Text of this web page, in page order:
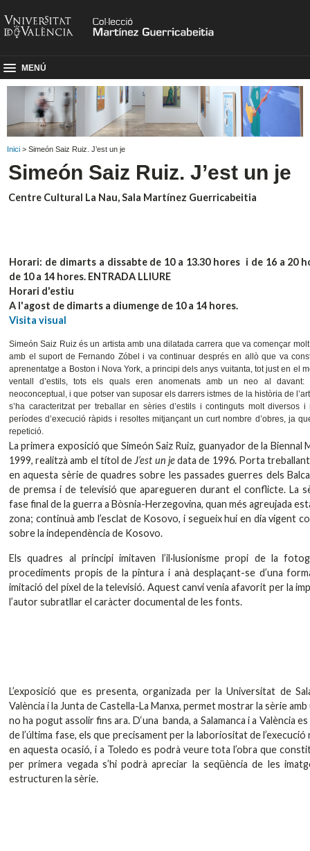
MENÚ
Inici > Simeón Saiz Ruiz. J’est un je
Simeón Saiz Ruiz. J’est un je
Centre Cultural La Nau, Sala Martínez Guerricabeitia
Horari: de dimarts a dissabte de 10 a 13.30 hores i de 16 a 20
de 10 a 14 hores. ENTRADA LLIURE
Horari d'estiu
A l'agost de dimarts a diumenge de 10 a 14 hores.
Visita visual
Simeón Saiz Ruiz és un artista amb una dilatada carrera que va començar
amb el suport de Fernando Zóbel i va continuar després en allò que va
aprenentatge a Boston i Nova York, a principi dels anys vuitanta, tot just en el
ventall d’estils, tots els quals eren anomenats amb un neo al davant:
neoconceptual, i que potser van suposar els darrers istmes de la història de
s’ha caracteritzat per treballar en sèries d’estils i continguts molt diversos i
períodes d’execució ràpids i resoltes mitjançant un curt nombre d’obres, ja
repetició.
La primera exposició que Simeón Saiz Ruiz, guanyador de la
1999, realitzà amb el títol deJ’est un jedata de 1996. Porta
en aquesta sèrie de quadres sobre les passades guerres dels
de premsa i de televisió que aparegueren durant el conflicte. La
fase final de la guerra a Bòsnia-Herzegovina, quan més agreujada
zona; continuà amb l’esclat de Kosovo, i segueix hui en dia vigent
sobre la independència de Kosovo.
Els quadres al principi imitaven l’il·lusionisme propi de la
procediments propis de la pintura i anà desplaçant-se d’una
imitació del píxel de la televisió. Aquest canvi venia afavorit per la
l’autor subratllar el caràcter documental de les fonts.
L’exposició que es presenta, organizada per la Universitat de
València i la Junta de Castella-La Manxa, permet mostrar la sèrie
no ha pogut assolir fins ara. D‘una banda, a Salamanca i a València
de l’última fase, els que precisament per la laboriositat de l’execució
en aquesta ocasió, i a Toledo es podrà veure tota l’obra que
per primera vegada s’hi podrà apreciar la seqüència de les
estructuren la sèrie.